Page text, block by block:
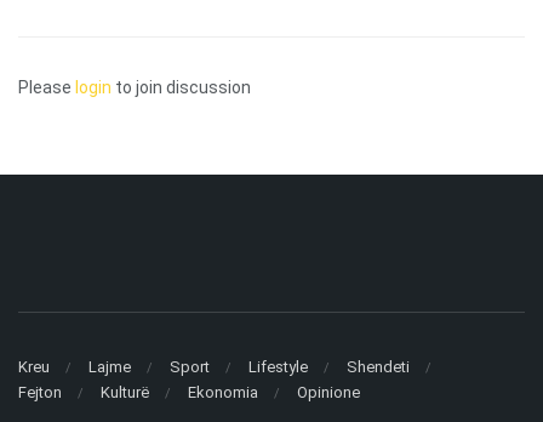
Please login to join discussion
Kreu Lajme Sport Lifestyle
Shendeti
Fejton
Kulturë Ekonomia Opinione